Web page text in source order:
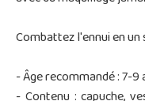
Combattez l'ennui en un
- Âge recommandé : 7-9